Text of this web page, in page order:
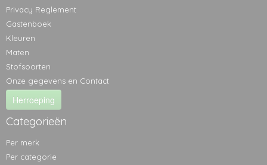
Privacy Reglement
Gastenboek
Kleuren
Maten
Stofsoorten
Onze gegevens en Contact
Herroeping
Categorieën
Per merk
Per categorie